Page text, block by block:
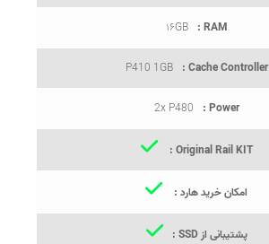
RAM : ۱۶GB
Cache Controller :
P410 1GB
Power :
2x P480
Original Rail KIT :
امکان خرید هارد :
پشتیبانی از SSD :